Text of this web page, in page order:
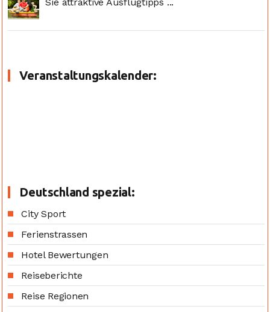
Veranstaltungskalender:
Deutschland spezial:
City Sport
Ferienstrassen
Hotel Bewertungen
Reiseberichte
Reise Regionen